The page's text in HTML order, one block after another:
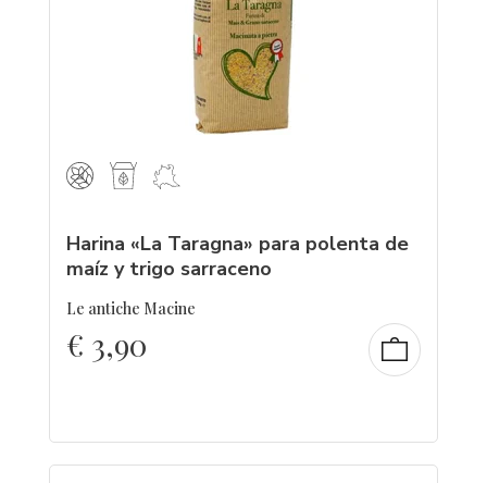
Harina «La Taragna» para polenta de
maíz y trigo sarraceno
Le antiche Macine
€ 3,90